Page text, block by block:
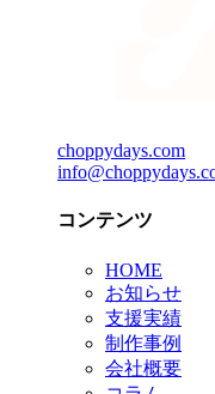
choppydays.com
コンテンツ
HOME
お知らせ
支援実績
制作事例
会社概要